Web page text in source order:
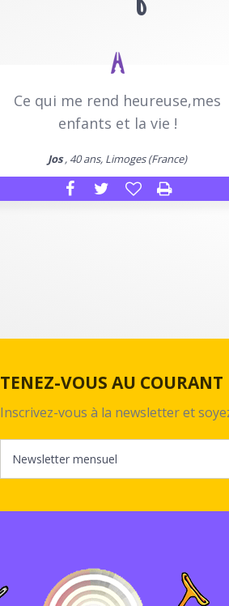
Ce qui me rend heureuse,mes
enfants et la vie !
Jos, 40 ans, Limoges (France)
TENEZ-VOUS AU COURANT
Inscrivez-vous à la newsletter et